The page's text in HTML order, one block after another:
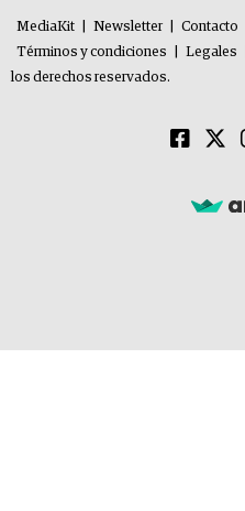
MediaKit Newsletter Contacto
Términos y condiciones
Legales
los derechos reservados.